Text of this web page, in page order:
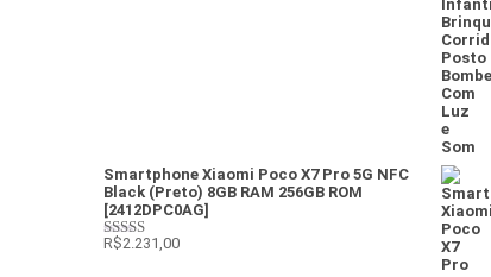
Smartphone Xiaomi Poco X7 Pro 5G NFC
Black (Preto) 8GB RAM 256GB ROM
[2412DPC0AG]
Avaliação
R$2.231,00